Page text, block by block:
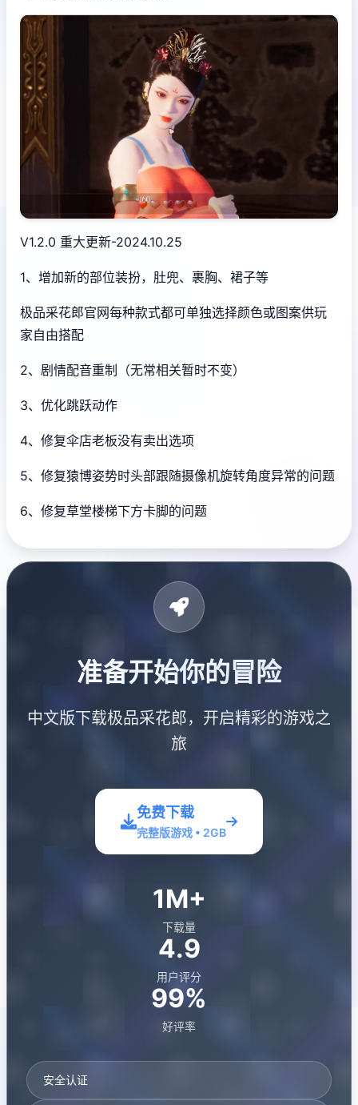
V1.2.0 重大更新-2024.10.25
1、增加新的部位装扮，肚兜、裹胸、裙子等
极品采花郎官网每种款式都可单独选择颜色或图案供玩
家自由搭配
2、剧情配音重制（无常相关暂时不变）
3、优化跳跃动作
4、修复伞店老板没有卖出选项
5、修复猿博姿势时头部跟随摄像机旋转角度异常的问题
6、修复草堂楼梯下方卡脚的问题
准备开始你的冒险
中文版下载极品采花郎，开启精彩的游戏之
旅
免费下载
完整版游戏 • 2GB
1M+
下载量
4.9
用户评分
99%
好评率
安全认证